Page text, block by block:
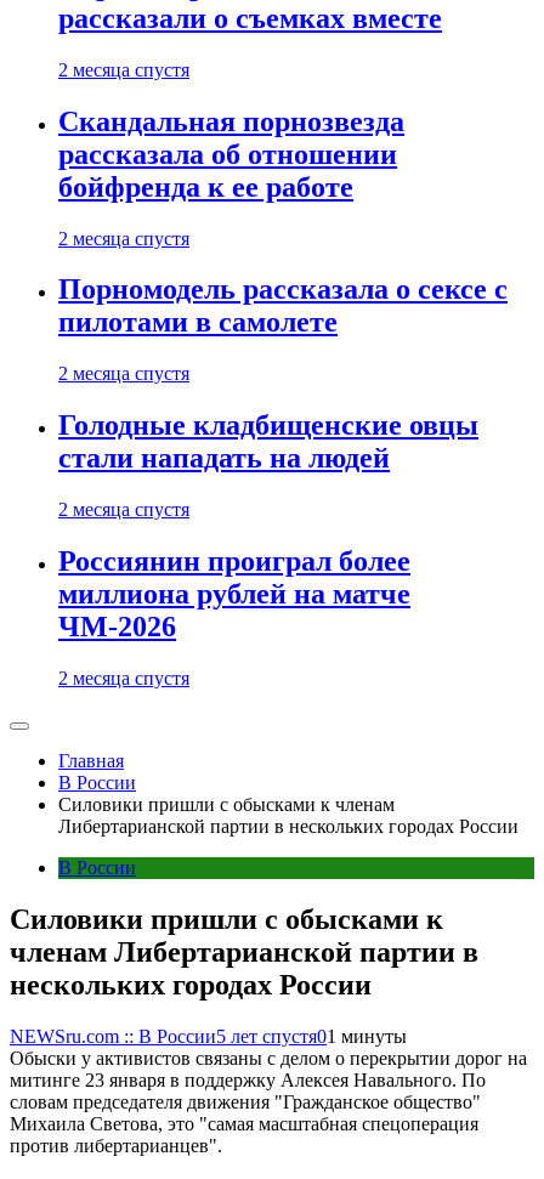
рассказали о съемках вместе
2 месяца спустя
Скандальная порнозвезда
рассказала об отношении
бойфренда к ее работе
2 месяца спустя
Порномодель рассказала о сексе с
пилотами в самолете
2 месяца спустя
Голодные кладбищенские овцы
стали нападать на людей
2 месяца спустя
Россиянин проиграл более
миллиона рублей на матче
ЧМ-2026
2 месяца спустя
Главная
В России
Силовики пришли с обысками к членам
Либертарианской партии в нескольких городах России
В России
Силовики пришли с обысками к
членам Либертарианской партии в
нескольких городах России
NEWSru.com :: В России5 лет спустя01 минуты
Обыски у активистов связаны с делом о перекрытии дорог на
митинге 23 января в поддержку Алексея Навального. По
словам председателя движения "Гражданское общество"
Михаила Светова, это "самая масштабная спецоперация
против либертарианцев".